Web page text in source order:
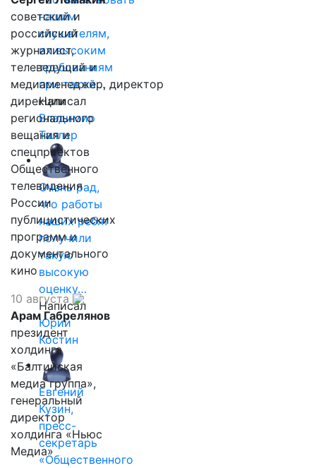
нашим
слушателям,
их высоким
требованиям
при такой…
Написал
Владимир
Таллер
Очень рад,
что работы
наших ребят
получили
такую
высокую
оценку…
Написал
Юрий
Костин
Евгений
Кузин,
пресс-
секретарь
«Общественного
советский и
российский
журналист,
телеведущий и
медиаменеджер, директор
дирекции
регионального
вещания и
спецпроектов
Общественного
телевидения
России
публицистических
программ и
документального
кино
10 августа
Арам Габрелянов
президент
холдинга
«Балтийская
медиа группа»,
генеральный
директор
холдинга «Ньюс
Медиа»